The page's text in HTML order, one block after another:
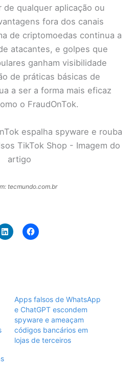
qualquer aplicação ou
fora dos canais
de criptomoedas continua a
atacantes, e golpes que
ganham visibilidade
de práticas básicas de
a ser a forma mais eficaz
o FraudOnTok.
tecmundo.com.br
Apps falsos de WhatsApp
e ChatGPT escondem
spyware e ameaçam
códigos bancários em
lojas de terceiros